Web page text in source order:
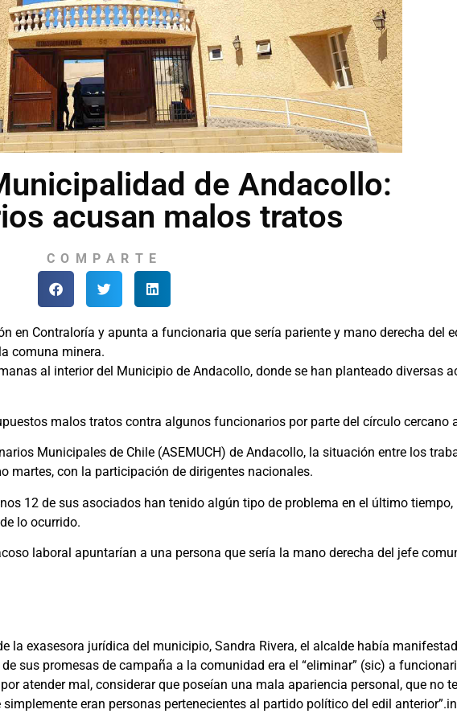
de Andacollo:
acusan malos tratos
COMPARTE
en Contraloría y apunta a funcionaria que sería pariente y mano derecha del
comuna minera.
al interior del Municipio de Andacollo, donde se han planteado diversas
malos tratos contra algunos funcionarios por parte del círculo cercano
Municipales de Chile (ASEMUCH) de Andacollo, la situación entre los
martes, con la participación de dirigentes nacionales.
12 de sus asociados han tenido algún tipo de problema en el último
lo ocurrido.
laboral apuntarían a una persona que sería la mano derecha del jefe
la exasesora jurídica del municipio, Sandra Rivera, el alcalde había
sus promesas de campaña a la comunidad era el “eliminar” (sic) a
atender mal, considerar que poseían una mala apariencia personal, que no
eran personas pertenecientes al partido político del edil